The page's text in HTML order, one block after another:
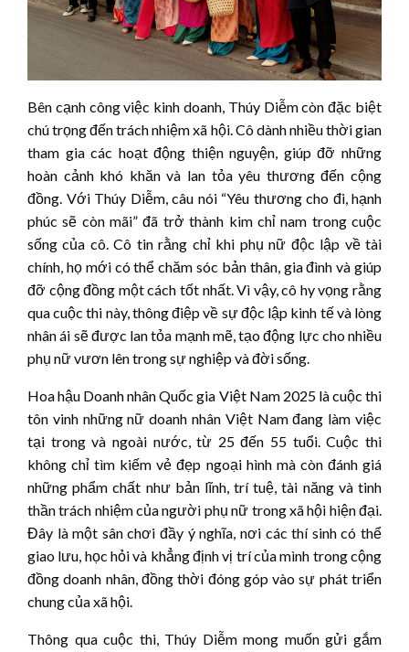
Bên cạnh công việc kinh doanh, Thúy Diễm còn đặc biệt
chú trọng đến trách nhiệm xã hội. Cô dành nhiều thời gian
tham gia các hoạt động thiện nguyện, giúp đỡ những
hoàn cảnh khó khăn và lan tỏa yêu thương đến cộng
đồng. Với Thúy Diễm, câu nói “Yêu thương cho đi, hạnh
phúc sẽ còn mãi” đã trở thành kim chỉ nam trong cuộc
sống của cô. Cô tin rằng chỉ khi phụ nữ độc lập về tài
chính, họ mới có thể chăm sóc bản thân, gia đình và giúp
đỡ cộng đồng một cách tốt nhất. Vì vậy, cô hy vọng rằng
qua cuộc thi này, thông điệp về sự độc lập kinh tế và lòng
nhân ái sẽ được lan tỏa mạnh mẽ, tạo động lực cho nhiều
phụ nữ vươn lên trong sự nghiệp và đời sống.
Hoa hậu Doanh nhân Quốc gia Việt Nam 2025 là cuộc thi
tôn vinh những nữ doanh nhân Việt Nam đang làm việc
tại trong và ngoài nước, từ 25 đến 55 tuổi. Cuộc thi
không chỉ tìm kiếm vẻ đẹp ngoại hình mà còn đánh giá
những phẩm chất như bản lĩnh, trí tuệ, tài năng và tinh
thần trách nhiệm của người phụ nữ trong xã hội hiện đại.
Đây là một sân chơi đầy ý nghĩa, nơi các thí sinh có thể
giao lưu, học hỏi và khẳng định vị trí của mình trong cộng
đồng doanh nhân, đồng thời đóng góp vào sự phát triển
chung của xã hội.
Thông qua cuộc thi, Thúy Diễm mong muốn gửi gắm